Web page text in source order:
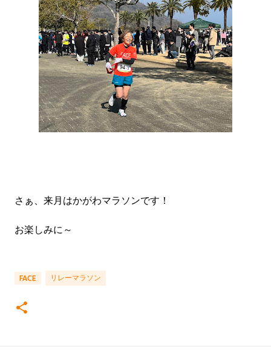
さぁ、来月はかがわマラソンです！
お楽しみに～
FACE リレーマラソン